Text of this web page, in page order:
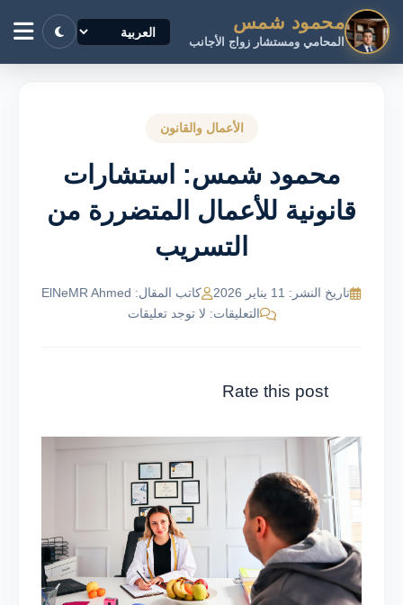
محمود شمس
المحامي ومستشار زواج الأجانب
الأعمال والقانون
محمود شمس: استشارات
قانونية للأعمال المتضررة من
التسريب
تاريخ النشر: 11 يناير 2026
كاتب المقال: ElNeMR Ahmed
التعليقات: لا توجد تعليقات
Rate this post